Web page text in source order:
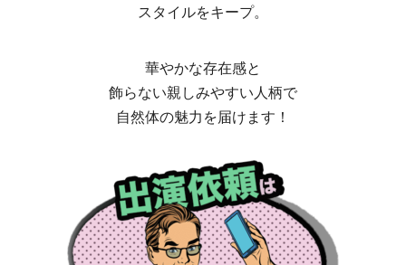
スタイルをキープ。
華やかな存在感と
飾らない親しみやすい人柄で
自然体の魅力を届けます！